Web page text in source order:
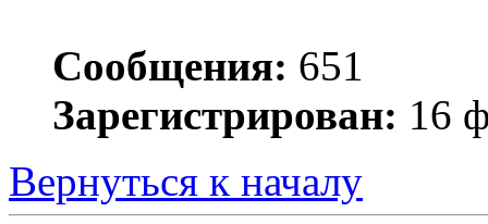
Сообщения: 651
Зарегистрирован: 16
Вернуться к началу